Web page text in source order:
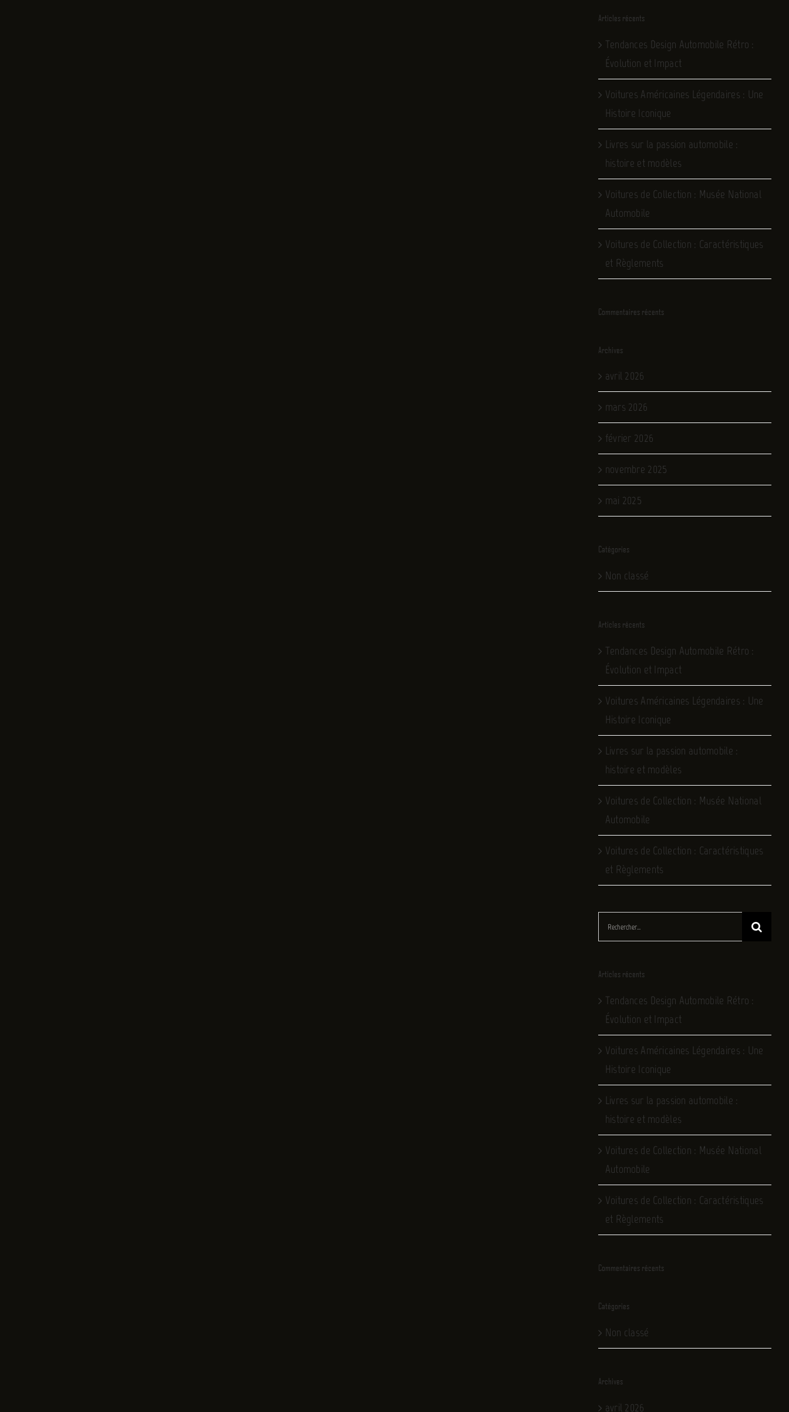
Articles récents
Tendances Design Automobile Rétro :
Évolution et Impact
Voitures Américaines Légendaires : Une
Histoire Iconique
Livres sur la passion automobile :
histoire et modèles
Voitures de Collection : Musée National
Automobile
Voitures de Collection : Caractéristiques
et Règlements
Commentaires récents
Archives
avril 2026
mars 2026
février 2026
novembre 2025
mai 2025
Catégories
Non classé
Articles récents
Tendances Design Automobile Rétro :
Évolution et Impact
Voitures Américaines Légendaires : Une
Histoire Iconique
Livres sur la passion automobile :
histoire et modèles
Voitures de Collection : Musée National
Automobile
Voitures de Collection : Caractéristiques
et Règlements
Rechercher:
Articles récents
Tendances Design Automobile Rétro :
Évolution et Impact
Voitures Américaines Légendaires : Une
Histoire Iconique
Livres sur la passion automobile :
histoire et modèles
Voitures de Collection : Musée National
Automobile
Voitures de Collection : Caractéristiques
et Règlements
Commentaires récents
Catégories
Non classé
Archives
avril 2026